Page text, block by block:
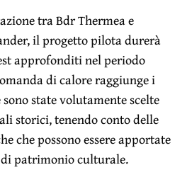
tra Bdr Thermea e
il progetto pilota durerà
approfonditi nel periodo
di calore raggiunge i
state volutamente scelte
storici, tenendo conto delle
che possono essere apportate
patrimonio culturale.